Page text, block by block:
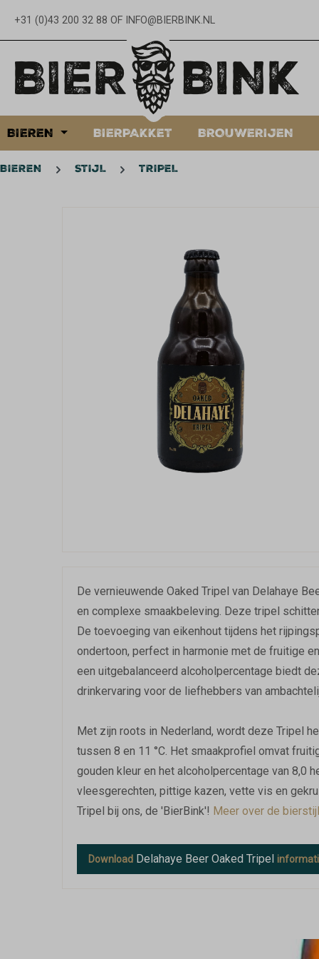
Ga naar de hoofdnavigatie
+31 (0)43 200 32 88 OF INFO@BIERBINK.NL
BIEREN BIERPAKKET BROUWERIJEN
BIEREN STIJL TRIPEL
De vernieuwende Oaked Tripel van Delahaye
en complexe smaakbeleving. Deze tripel
De toevoeging van eikenhout tijdens het
ondertoon, perfect in harmonie met de fruitige
een uitgebalanceerd alcoholpercentage biedt
drinkervaring voor de liefhebbers van
Met zijn roots in Nederland, wordt deze Tripel
tussen 8 en 11 °C. Het smaakprofiel omvat
gouden kleur en het alcoholpercentage van 8,0
vleesgerechten, pittige kazen, vette vis en
Tripel bij ons, de 'BierBink'! Meer over de
Download Delahaye Beer Oaked Tripel